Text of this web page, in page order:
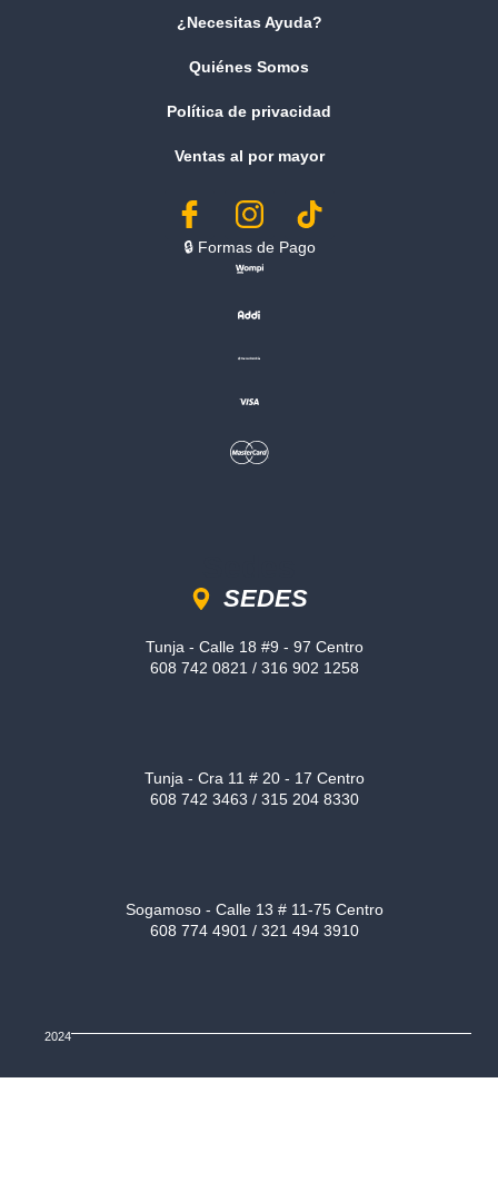
¿Necesitas Ayuda?
Quiénes Somos
Política de privacidad
Ventas al por mayor
🔒︎ Formas de Pago
SEDES
Tunja - Calle 18 #9 - 97 Centro
608 742 0821 / 316 902 1258
Tunja - Cra 11 # 20 - 17 Centro
608 742 3463 / 315 204 8330
Sogamoso - Calle 13 # 11-75 Centro
608 774 4901 / 321 494 3910
2024